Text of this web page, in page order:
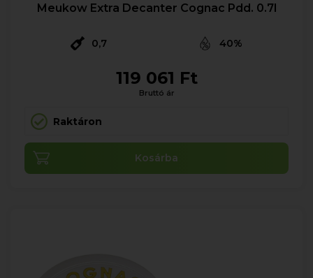
Meukow Extra Decanter Cognac Pdd. 0.7l
0,7 40%
119 061 Ft
Bruttó ár
Raktáron
Kosárba